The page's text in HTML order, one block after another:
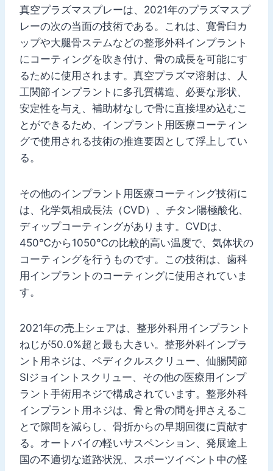
真空プラズマスプレーは、2021年のプラズマスプ
レーの次の当面の技術である。これは、寛骨臼カ
ップや大腿骨ステムなどの整形外科インプラント
にコーティングを吹き付け、骨の成長を可能にす
るために使用されます。真空プラズマ溶射は、人
工関節インプラントに多孔質構造、必要な形状、
安定性を与え、補助材なしで骨に直接埋め込むこ
とができるため、インプラント用医療コーティン
グで使用される技術の推進要因として浮上してい
る。
その他のインプラント用医療コーティング技術に
は、化学気相成長法（CVD）、チタン陽極酸化、
ディップコーティングがあります。CVDは、
450℃から1050℃の比較的高い温度で、気体状の
コーティングを行うものです。この技術は、歯科
用インプラントのコーティングに使用されていま
す。
2021年の売上シェアは、整形外科用インプラント
ねじが50.0%超と最も大きい。整形外科インプラ
ント用ネジは、ペディクルスクリュー、仙腸関節
SIジョイントスクリュー、その他の医療用インプ
ラント手術用ネジで構成されています。整形外科
インプラント用ネジは、骨と骨の間を押さえるこ
とで隙間を減らし、骨折からの早期回復に貢献す
る。オートバイの軽いサスペンション、発展途上
国の不適切な道路状況、スポーツイベント中の怪